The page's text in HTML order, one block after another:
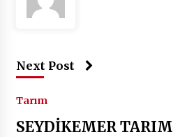
Next Post
Tarım
SEYDİKEMER TARIM